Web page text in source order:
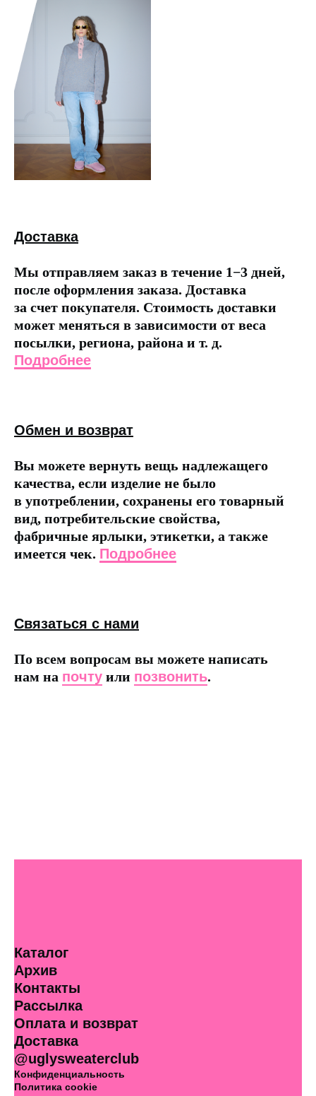
Доставка
Мы отправляем заказ в течение 1−3 дней,
после оформления заказа. Доставка
за счет покупателя. Стоимость доставки
может меняться в зависимости от веса
посылки, региона, района и т. д.
Подробнее
Обмен и возврат
Вы можете вернуть вещь надлежащего
качества, если изделие не было
в употреблении, сохранены его товарный
вид, потребительские свойства,
фабричные ярлыки, этикетки, а также
имеется чек. Подробнее
Связаться с нами
По всем вопросам вы можете написать
нам на почту или позвонить.
Каталог
Архив
Контакты
Рассылка
Оплата и возврат
Доставка
@uglysweaterclub
Конфиденциальность
Политика cookie